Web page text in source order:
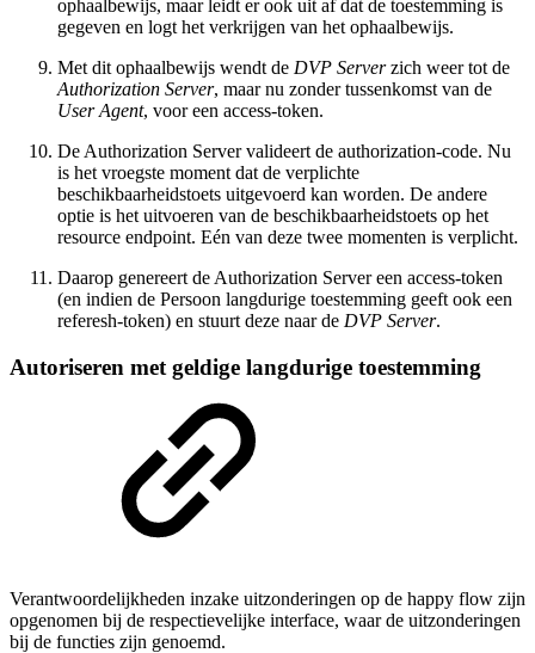
ophaalbewijs, maar leidt er ook uit af dat de toestemming is
gegeven en logt het verkrijgen van het ophaalbewijs.
Met dit ophaalbewijs wendt de DVP Serverzich weer tot de
Authorization Server, maar nu zonder tussenkomst van de
User Agent, voor een access-token.
De Authorization Server valideert de authorization-code. Nu
is het vroegste moment dat de verplichte
beschikbaarheidstoets uitgevoerd kan worden. De andere
optie is het uitvoeren van de beschikbaarheidstoets op het
resource endpoint. Eén van deze twee momenten is verplicht.
Daarop genereert de Authorization Server een access-token
(en indien de Persoon langdurige toestemming geeft ook een
referesh-token) en stuurt deze naar de DVP Server.
Autoriseren met geldige langdurige toestemming
Verantwoordelijkheden inzake uitzonderingen op de happy flow zijn
opgenomen bij de respectievelijke interface, waar de uitzonderingen
bij de functies zijn genoemd.